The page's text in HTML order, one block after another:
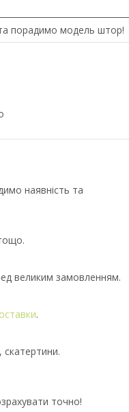
порадимо модель штор!
наявність та
великим замовленням.
.
точно!